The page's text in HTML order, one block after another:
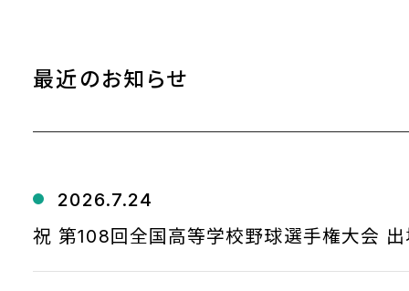
最近のお知らせ
2026.7.24
祝 第108回全国高等学校野球選手権大会 出